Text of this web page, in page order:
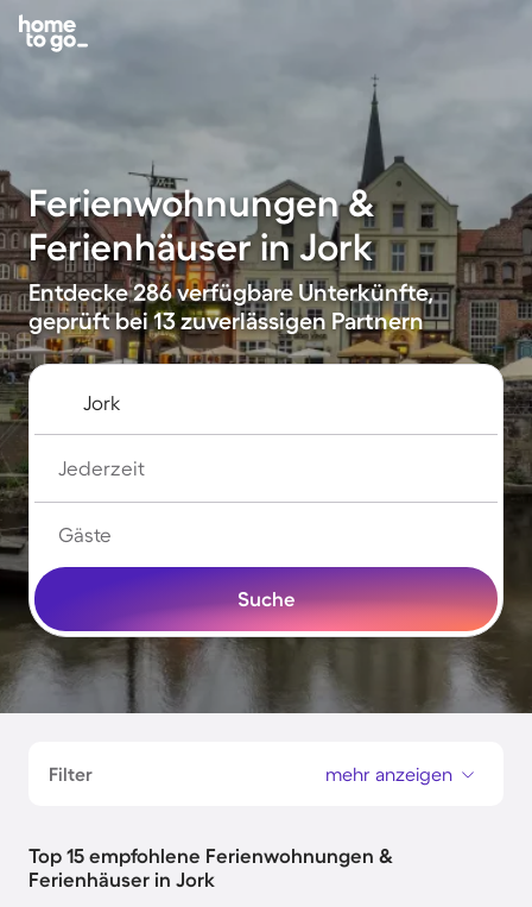
Ferienwohnungen &
Ferienhäuser in Jork
Entdecke 286 verfügbare Unterkünfte,
geprüft bei 13 zuverlässigen Partnern
Jederzeit
Gäste
Suche
Filter mehr anzeigen
Top 15 empfohlene Ferienwohnungen &
Ferienhäuser in Jork